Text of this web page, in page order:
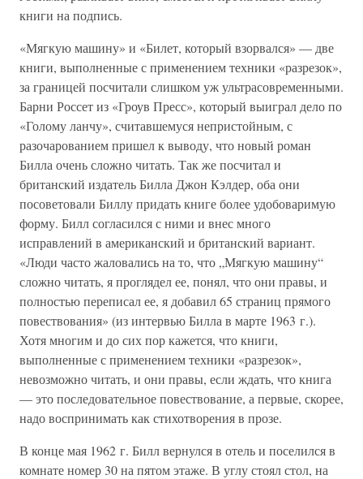
книги на подпись.
«Мягкую машину» и «Билет, который взорвался» — две
книги, выполненные с применением техники «разрезок»,
за границей посчитали слишком уж ультрасовременными.
Барни Россет из «Гроув Пресс», который выиграл дело по
«Голому ланчу», считавшемуся непристойным, с
разочарованием пришел к выводу, что новый роман
Билла очень сложно читать. Так же посчитал и
британский издатель Билла Джон Кэлдер, оба они
посоветовали Биллу придать книге более удобоваримую
форму. Билл согласился с ними и внес много
исправлений в американский и британский вариант.
«Люди часто жаловались на то, что „Мягкую машину“
сложно читать, я проглядел ее, понял, что они правы, и
полностью переписал ее, я добавил 65 страниц прямого
повествования» (из интервью Билла в марте 1963 г.).
Хотя многим и до сих пор кажется, что книги,
выполненные с применением техники «разрезок»,
невозможно читать, и они правы, если ждать, что книга
— это последовательное повествование, а первые, скорее,
надо воспринимать как стихотворения в прозе.
В конце мая 1962 г. Билл вернулся в отель и поселился в
комнате номер 30 на пятом этаже. В углу стоял стол, на